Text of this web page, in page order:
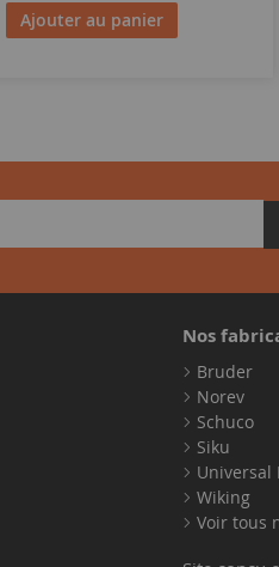
Ajouter au panier
Nos
Bruder
Norev
Schuco
Siku
Universal
Wiking
Voir tous